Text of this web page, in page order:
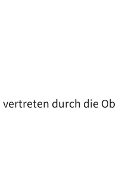
durch die